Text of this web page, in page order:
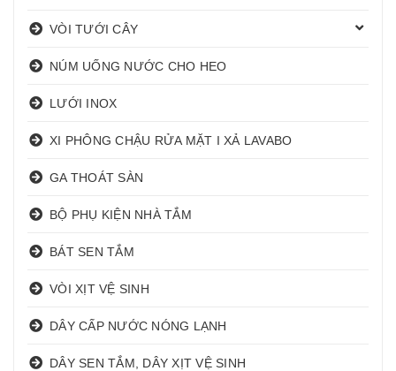
VÒI TƯỚI CÂY
NÚM UỐNG NƯỚC CHO HEO
LƯỚI INOX
XI PHÔNG CHẬU RỬA MẶT I XẢ LAVABO
GA THOÁT SÀN
BỘ PHỤ KIỆN NHÀ TẮM
BÁT SEN TẮM
VÒI XỊT VỆ SINH
DÂY CẤP NƯỚC NÓNG LẠNH
DÂY SEN TẮM, DÂY XỊT VỆ SINH